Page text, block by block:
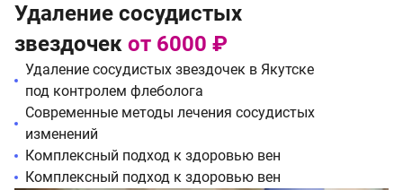
Удаление сосудистых
звездочек от 6000 ₽
Удаление сосудистых звездочек в Якутске
под контролем флеболога
Современные методы лечения сосудистых
изменений
Комплексный подход к здоровью вен
Комплексный подход к здоровью вен